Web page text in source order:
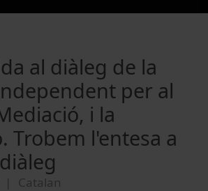
al diàleg de la
per al
i la
Trobem l'entesa a
Catalan